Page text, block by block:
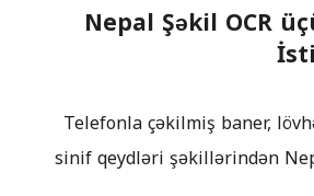
Nepal Şəkil OCR
Telefonla çəkilmiş baner,
sinif qeydləri şəkillərindən